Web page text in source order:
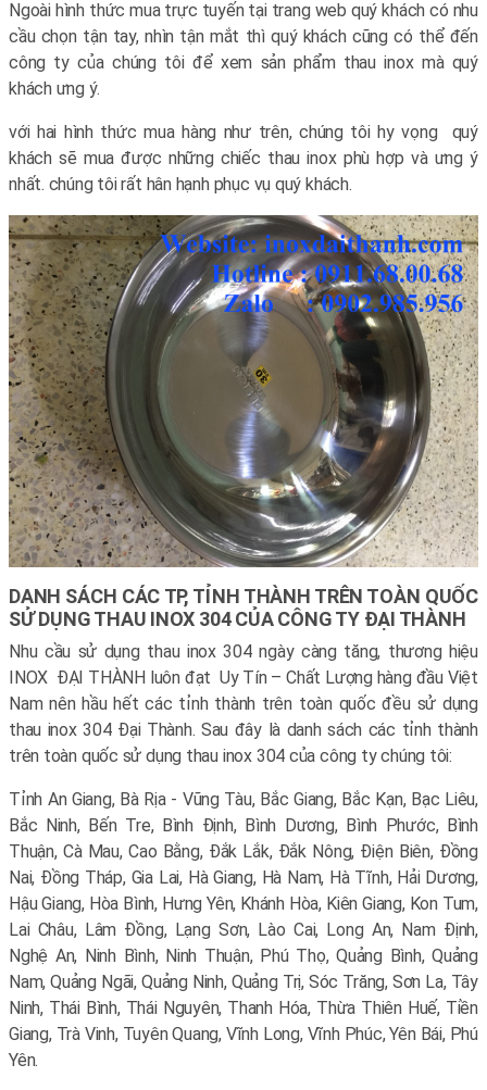
Ngoài hình thức mua trực tuyến tại trang web quý khách có nhu
cầu chọn tận tay, nhìn tận mắt thì quý khách cũng có thể đến
công ty của chúng tôi để xem sản phẩm thau inox mà quý
khách ưng ý.
với hai hình thức mua hàng như trên, chúng tôi hy vọng quý
khách sẽ mua được những chiếc thau inox phù hợp và ưng ý
nhất. chúng tôi rất hân hạnh phục vụ quý khách.
DANH SÁCH CÁC TP, TỈNH THÀNH TRÊN TOÀN QUỐC
SỬ DỤNG THAU INOX 304 CỦA CÔNG TY ĐẠI THÀNH
Nhu cầu sử dụng thau inox 304 ngày càng tăng, thương hiệu
INOX ĐẠI THÀNH luôn đạt Uy Tín – Chất Lượng hàng đầu Việt
Nam nên hầu hết các tỉnh thành trên toàn quốc đều sử dụng
thau inox 304 Đại Thành. Sau đây là danh sách các tỉnh thành
trên toàn quốc sử dụng thau inox 304 của công ty chúng tôi:
Tỉnh An Giang, Bà Rịa - Vũng Tàu, Bắc Giang, Bắc Kạn, Bạc Liêu,
Bắc Ninh, Bến Tre, Bình Định, Bình Dương, Bình Phước, Bình
Thuận, Cà Mau, Cao Bằng, Đắk Lắk, Đắk Nông, Điện Biên, Đồng
Nai, Đồng Tháp, Gia Lai, Hà Giang, Hà Nam, Hà Tĩnh, Hải Dương,
Hậu Giang, Hòa Bình, Hưng Yên, Khánh Hòa, Kiên Giang, Kon Tum,
Lai Châu, Lâm Đồng, Lạng Sơn, Lào Cai, Long An, Nam Định,
Nghệ An, Ninh Bình, Ninh Thuận, Phú Thọ, Quảng Bình, Quảng
Nam, Quảng Ngãi, Quảng Ninh, Quảng Trị, Sóc Trăng, Sơn La, Tây
Ninh, Thái Bình, Thái Nguyên, Thanh Hóa, Thừa Thiên Huế, Tiền
Giang, Trà Vinh, Tuyên Quang, Vĩnh Long, Vĩnh Phúc, Yên Bái, Phú
Yên.